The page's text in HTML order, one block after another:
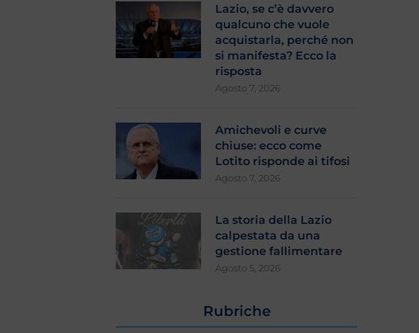
Lazio, se c’è davvero
qualcuno che vuole
acquistarla, perché non
si manifesta? Ecco la
risposta
Agosto 7, 2026
Amichevoli e curve
chiuse: ecco come
Lotito risponde ai tifosi
Agosto 7, 2026
La storia della Lazio
calpestata da una
gestione fallimentare
Agosto 5, 2026
Rubriche